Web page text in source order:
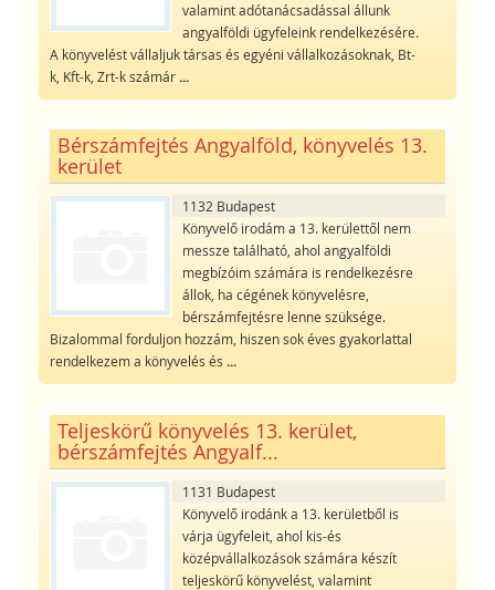
valamint adótanácsadással állunk
angyalföldi ügyfeleink rendelkezésére.
A könyvelést vállaljuk társas és egyéni vállalkozásoknak, Bt-
k, Kft-k, Zrt-k számár...
Bérszámfejtés Angyalföld, könyvelés 13.
kerület
1132 Budapest
Könyvelő irodám a 13. kerülettől nem
messze található, ahol angyalföldi
megbízóim számára is rendelkezésre
állok, ha cégének könyvelésre,
bérszámfejtésre lenne szüksége.
Bizalommal forduljon hozzám, hiszen sok éves gyakorlattal
rendelkezem a könyvelés és ...
Teljeskörű könyvelés 13. kerület,
bérszámfejtés Angyalf...
1131 Budapest
Könyvelő irodánk a 13. kerületből is
várja ügyfeleit, ahol kis-és
középvállalkozások számára készít
teljeskörű könyvelést, valamint